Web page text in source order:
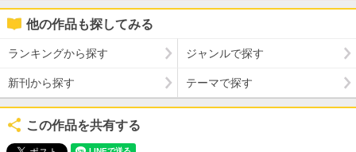
他の作品も探してみる
ランキングから探す ジャンルで探す
新刊から探す テーマで探す
この作品を共有する